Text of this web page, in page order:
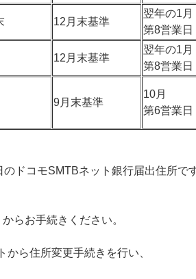
12月末基準
翌年の1月
第8営業日
12月末基準
翌年の1月
第8営業日
9月末基準
10月
第6営業日
ドコモSMTBネット銀行届出住所です
らお手続きください。
ら住所変更手続きを行い、